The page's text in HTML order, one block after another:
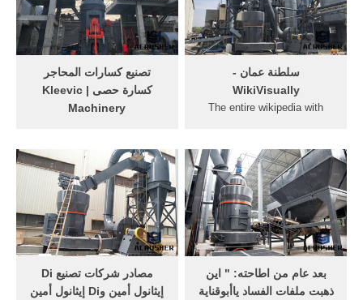
تصنيع كسارات المحاجر
كسارة حصى | Kleevic
Machinery
ماكينات صياغه متطوره. ...
سلطنة عمان -
WikiVisually
The entire wikipedia with
interesting to watch in
seconds.
مصادر شركات تصنيع Di
إيثانول أمين وDi إيثانول أمين
بعد عام من اطاحته: " اين
ذهبت ملفات الفساد ياأبوقناية